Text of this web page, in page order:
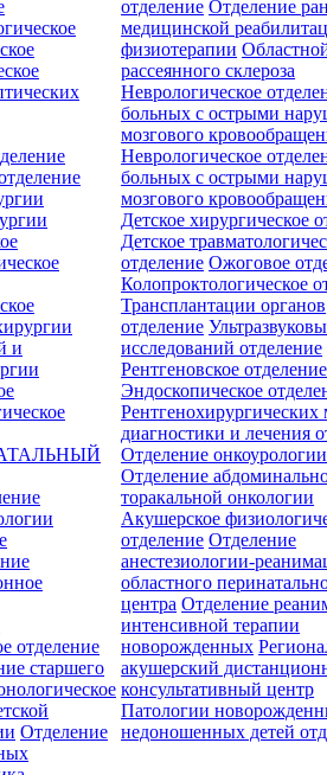
отделение Отделение
медицинской
физиотерапии
рассеянного склероза
Неврологическое
больных с острыми
мозгового
Неврологическое
больных с острыми
мозгового
и
Детское хирургическое
Детское
отделение Ожоговое
Колопроктологическое
Трансплантации органов
отделение
исследований отделение
Рентгеновское отделение
Эндоскопическое
Рентгенохирургических
диагностики и лечения
Отделение онкоурологии
Отделение
торакальной онкологии
Акушерское
отделение Отделение
анестезиологии-
областного
центра Отделение
интенсивной терапии
новорожденных
акушерский
консультативный центр
Патологии
недоношенных детей
отделение
старшего
Отделение